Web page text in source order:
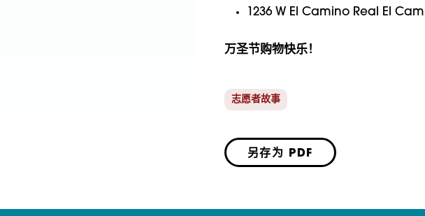
1236 W El Camino Real El
万圣节购物快乐！
志愿者故事
另存为 PDF